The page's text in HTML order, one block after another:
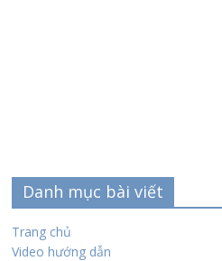
Danh mục bài viết
Trang chủ
Video hướng dẫn